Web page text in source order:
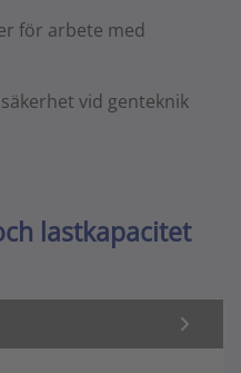
för arbete med
vid genteknik
lastkapacitet